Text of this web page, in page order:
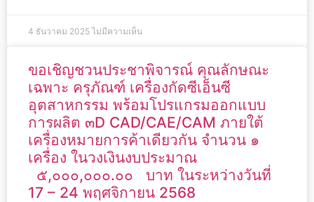
4 ธันวาคม 2025ไม่มีความเห็น
ขอเชิญชวนประชาพิจารณ์ คุณลักษณะ
เฉพาะ ครุภัณฑ์ เครื่องกัดซีเอ็นซี
อุตสาหกรรม พร้อมโปรแกรมออกแบบ
การผลิต ๓D CAD/CAE/CAM ภายใต้
เครื่องหมายการค้าเดียวกัน จำนวน ๑
เครื่อง ในวงเงินงบประมาณ
๕,๐๐๐,๐๐๐.๐๐ บาท ในระหว่างวันที่
17 – 24 พฤศจิกายน 2568